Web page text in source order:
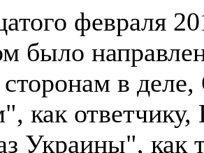
февраля
было
в
как
Украины", как